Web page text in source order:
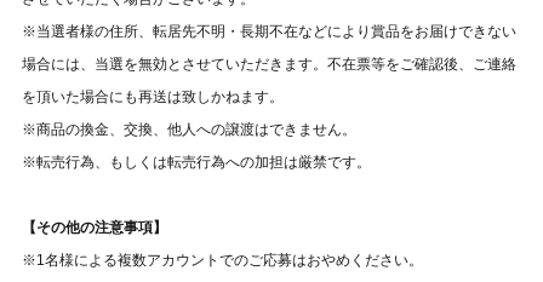
※当選者様の住所、転居先不明・長期不在などにより賞品をお届けできない
場合には、当選を無効とさせていただきます。不在票等をご確認後、ご連絡
を頂いた場合にも再送は致しかねます。
※商品の換金、交換、他人への譲渡はできません。
※転売行為、もしくは転売行為への加担は厳禁です。
【その他の注意事項】
※1名様による複数アカウントでのご応募はおやめください。